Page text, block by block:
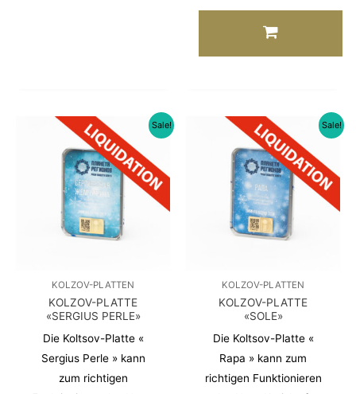
Sale!
KOLZOV-PLATTEN
KOLZOV-PLATTE
«SERGIUS PERLE»
Die Koltsov-Platte «
Sergius Perle » kann
zum richtigen
Sale!
KOLZOV-PLATTEN
KOLZOV-PLATTE
«SOLE»
Die Koltsov-Platte «
Rapa » kann zum
richtigen Funktionieren